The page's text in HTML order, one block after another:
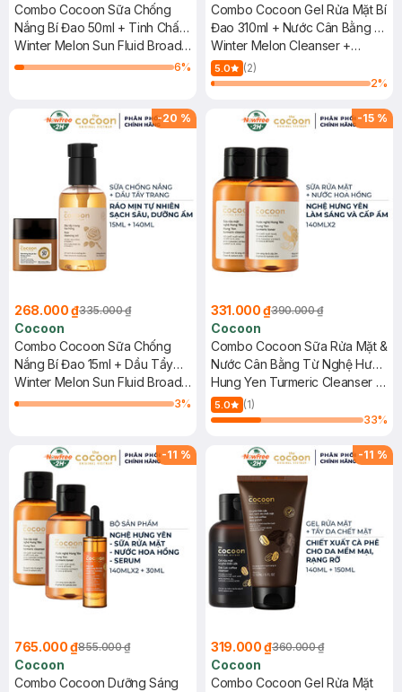
Combo Cocoon Sữa Chống
Nắng Bí Đao 50ml + Tinh Chất
Nghệ Hưng Yên 30ml
Winter Melon Sun Fluid Broad-
Spectrum + Hung Yen Turmeric
6%
Combo Cocoon Gel Rửa Mặt Bí
Đao 310ml + Nước Cân Bằng Bí
Đao 310ml
Winter Melon Cleanser +
Toner
5.0
(2)
2%
-20 %
268.000 ₫335.000 ₫
Cocoon
Combo Cocoon Sữa Chống
Nắng Bí Đao 15ml + Dầu Tẩy
Trang Hoa Hồng 140ml
Winter Melon Sun Fluid Broad-
Spectrum + Rose Cleansing Oil
3%
-15 %
331.000 ₫390.000 ₫
Cocoon
Combo Cocoon Sữa Rửa Mặt &
Nước Cân Bằng Từ Nghệ Hưng
Yên 140mlx2
Hung Yen Turmeric Cleanser +
Toner
5.0
(1)
33%
-11 %
765.000 ₫855.000 ₫
Cocoon
Combo Cocoon Dưỡng Sáng
-11 %
319.000 ₫360.000 ₫
Cocoon
Combo Cocoon Gel Rửa Mặt